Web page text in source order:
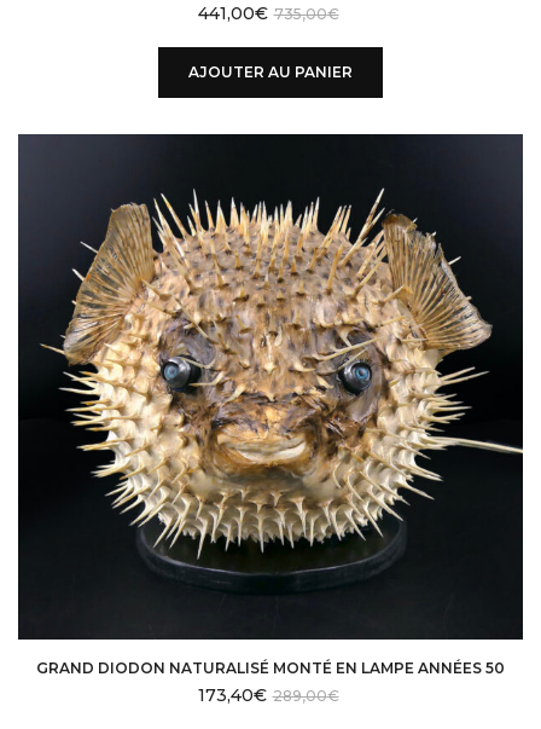
735,00€
441,00€
AJOUTER AU PANIER
GRAND DIODON NATURALISÉ MONTÉ EN LAMPE ANNÉES 50
289,00€
173,40€